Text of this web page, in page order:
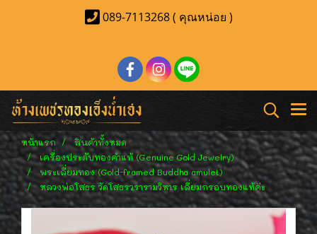
089-7113268 ( คุณหน่อย )
หน้าแรก
สินค้าทั้งหมด
เครื่องประดับทองคำแท้ (Genuine Gold Jewelry)
พระเลี่ยมทอง (Gold-framed Buddha amulet)
หลวงพ่อโสธร วัดโสธรวรารามวิหาร เลี่ยมกรอบทองแท้ค่ะ